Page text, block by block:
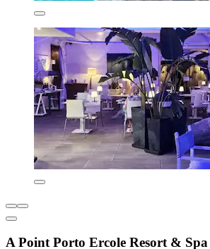
A Point Porto Ercole Resort & Spa